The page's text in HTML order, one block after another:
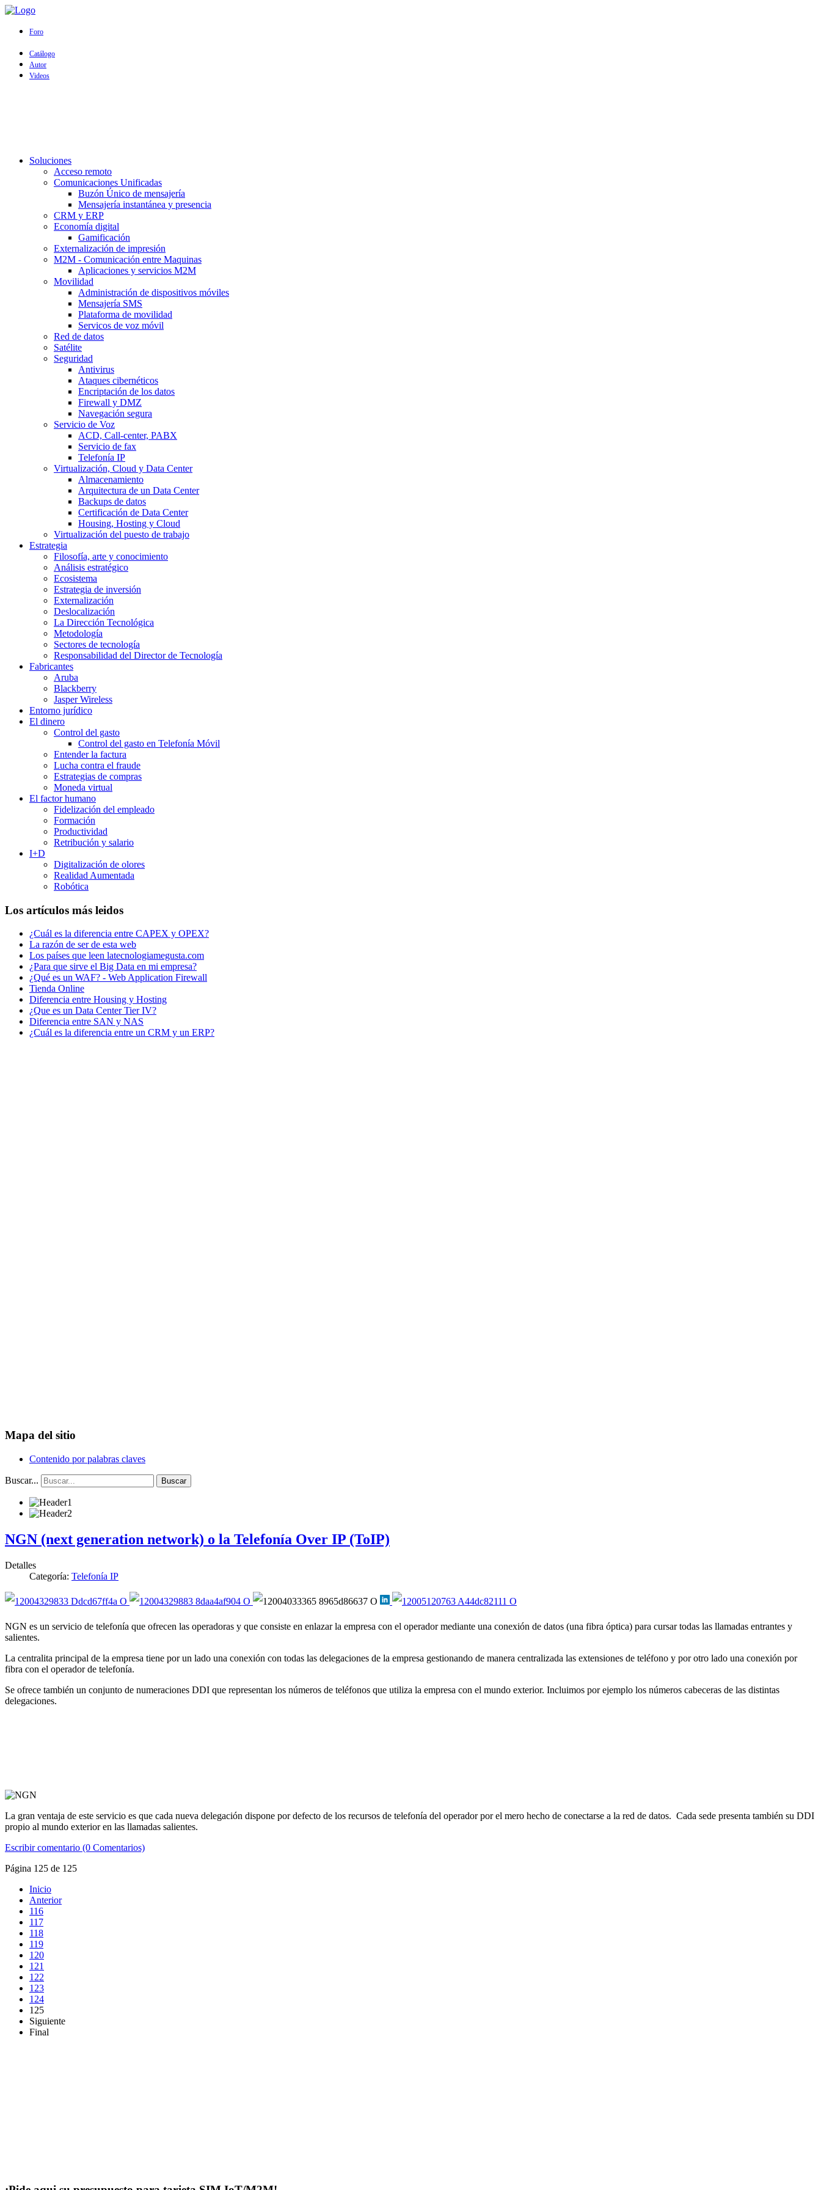
Foro
Catálogo
Autor
Videos
Soluciones
Acceso remoto
Comunicaciones Unificadas
Buzón Único de mensajería
Mensajería instantánea y presencia
CRM y ERP
Economía digital
Gamificación
Externalización de impresión
M2M - Comunicación entre Maquinas
Aplicaciones y servicios M2M
Movilidad
Administración de dispositivos móviles
Mensajería SMS
Plataforma de movilidad
Servicos de voz móvil
Red de datos
Satélite
Seguridad
Antivirus
Ataques cibernéticos
Encriptación de los datos
Firewall y DMZ
Navegación segura
Servicio de Voz
ACD, Call-center, PABX
Servicio de fax
Telefonía IP
Virtualización, Cloud y Data Center
Almacenamiento
Arquitectura de un Data Center
Backups de datos
Certificación de Data Center
Housing, Hosting y Cloud
Virtualización del puesto de trabajo
Estrategia
Filosofía, arte y conocimiento
Análisis estratégico
Ecosistema
Estrategia de inversión
Externalización
Deslocalización
La Dirección Tecnológica
Metodología
Sectores de tecnología
Responsabilidad del Director de Tecnología
Fabricantes
Aruba
Blackberry
Jasper Wireless
Entorno jurídico
El dinero
Control del gasto
Control del gasto en Telefonía Móvil
Entender la factura
Lucha contra el fraude
Estrategias de compras
Moneda virtual
El factor humano
Fidelización del empleado
Formación
Productividad
Retribución y salario
I+D
Digitalización de olores
Realidad Aumentada
Robótica
Los artículos más leidos
¿Cuál es la diferencia entre CAPEX y OPEX?
La razón de ser de esta web
Los países que leen latecnologiamegusta.com
¿Para que sirve el Big Data en mi empresa?
¿Qué es un WAF? - Web Application Firewall
Tienda Online
Diferencia entre Housing y Hosting
¿Que es un Data Center Tier IV?
Diferencia entre SAN y NAS
¿Cuál es la diferencia entre un CRM y un ERP?
Mapa del sitio
Contenido por palabras claves
Buscar... Buscar
NGN (next generation network) o la Telefonía Over IP (ToIP)
Detalles
Categoría: Telefonía IP
NGN es un servicio de telefonía que ofrecen las operadoras y que consiste en enlazar la empresa con el operador mediante una conexión de datos (una fibra óptica) para cursar todas las llamadas entrantes y
salientes.
La centralita principal de la empresa tiene por un lado una conexión con todas las delegaciones de la empresa gestionando de manera centralizada las extensiones de teléfono y por otro lado una conexión por
fibra con el operador de telefonía.
Se ofrece también un conjunto de numeraciones DDI que representan los números de teléfonos que utiliza la empresa con el mundo exterior. Incluimos por ejemplo los números cabeceras de las distintas
delegaciones.
La gran ventaja de este servicio es que cada nueva delegación dispone por defecto de los recursos de telefonía del operador por el mero hecho de conectarse a la red de datos. Cada sede presenta también su DDI
propio al mundo exterior en las llamadas salientes.
Escribir comentario (0 Comentarios)
Página 125 de 125
Inicio
Anterior
116
117
118
119
120
121
122
123
124
125
Siguiente
Final